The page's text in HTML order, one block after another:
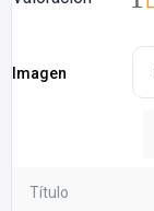
Imagen